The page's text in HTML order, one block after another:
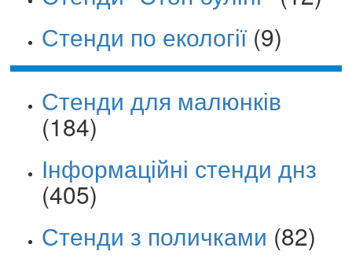
Стенди по екології (9)
Стенди для малюнків
(184)
Інформаційні стенди днз
(405)
Стенди з поличками (82)